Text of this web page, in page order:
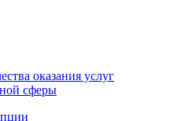
оказания услуг
сферы